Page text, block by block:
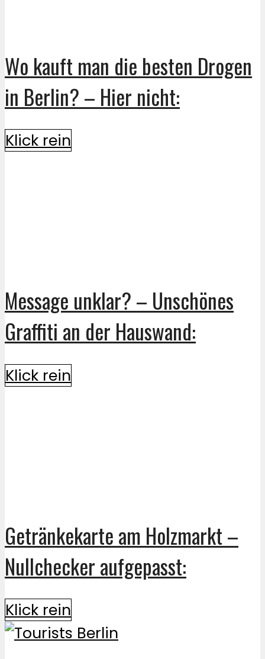
Wo kauft man die besten Drogen
in Berlin? – Hier nicht:
Klick rein
Message unklar? – Unschönes
Graffiti an der Hauswand:
Klick rein
Getränkekarte am Holzmarkt –
Nullchecker aufgepasst:
Klick rein